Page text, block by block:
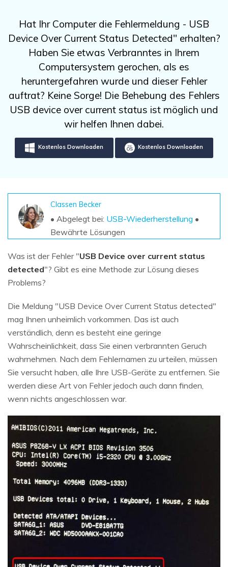
Kostenlos Testen
Recoverit kostenlos
Verlorene/gel?schte Daten kostenlos
wiederherstellen
Kostenlos Testen
UBackit - Datensicherung
Datenverlust-Szenarien
ALLE FUNKTIONEN ENTDECKEN
Aktuelles Thema
search
Hat Ihr Computer die Fehlermeldung - USB
Device Over Current Status Detected" erhalten?
Haben Sie etwas Verbranntes in Ihrem
Computersystem gerochen, als es
heruntergefahren wurde und dieser Fehler
auftrat? Keine Sorge! Die Behebung des Fehlers
USB device over current status ist möglich und
wir helfen Ihnen dabei.
Kostenlos Downloaden Kostenlos Downloaden
Classen Becker
• Abgelegt bei: USB-Wiederherstellung •
Bewährte Lösungen
Was ist der Fehler "USB Device over current status
detected"? Gibt es eine Methode zur Lösung dieses
Problems?
Die Meldung "USB Device Over Current Status detected"
mag Ihnen unheimlich vorkommen. Das ist auch
verständlich, denn es besteht eine geringe
Wahrscheinlichkeit, dass Sie einen verbrannten Geruch
wahrnehmen. Nach dem Fehlernamen zu urteilen, müssen
Sie versucht haben, alle Ihre USB-Geräte zu entfernen. Sie
werden diese Art von Fehler jedoch auch dann finden,
wenn nichts angeschlossen war.